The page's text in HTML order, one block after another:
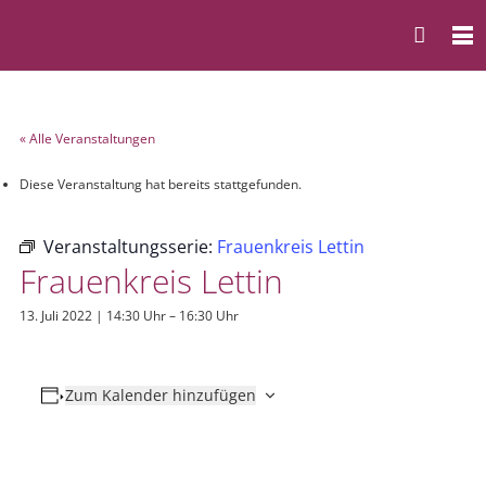
« Alle Veranstaltungen
Diese Veranstaltung hat bereits stattgefunden.
Veranstaltungsserie: Frauenkreis Lettin
Frauenkreis Lettin
13. Juli 2022 | 14:30 Uhr– 16:30 Uhr
Zum Kalender hinzufügen